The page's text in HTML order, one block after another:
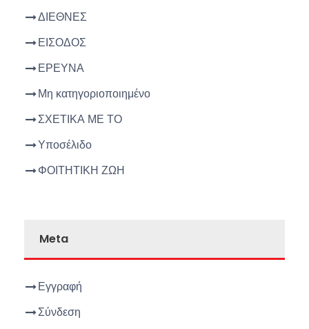
ΔΙΕΘΝΕΣ
ΕΙΣΟΔΟΣ
ΕΡΕΥΝΑ
Μη κατηγοριοποιημένο
ΣΧΕΤΙΚΑ ΜΕ ΤΟ
Υποσέλιδο
ΦΟΙΤΗΤΙΚΗ ΖΩΗ
Meta
Εγγραφή
Σύνδεση